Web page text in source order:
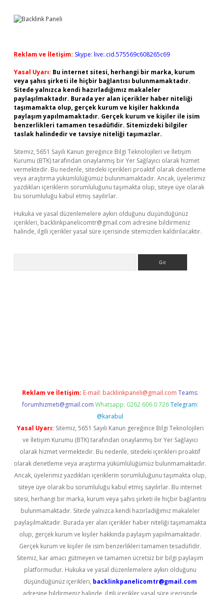
Reklam ve İletişim: Skype: live:.cid.575569c608265c69
Yasal Uyarı: Bu internet sitesi, herhangi bir marka, kurum
veya şahıs şirketi ile hiçbir bağlantısı bulunmamaktadır.
Sitede yalnızca kendi hazırladığımız makaleler
paylaşılmaktadır. Burada yer alan içerikler haber niteliği
taşımamakta olup, gerçek kurum ve kişiler hakkında
paylaşım yapılmamaktadır. Gerçek kurum ve kişiler ile isim
benzerlikleri tamamen tesadüfidir. Sitemizdeki bilgiler
taslak halindedir ve tavsiye niteliği taşımazlar.
Sitemiz, 5651 Sayılı Kanun gereğince Bilgi Teknolojileri ve İletişim
Kurumu (BTK) tarafından onaylanmış bir Yer Sağlayıcı olarak hizmet
vermektedir. Bu nedenle, sitedeki içerikleri proaktif olarak denetleme
veya araştırma yükümlülüğümüz bulunmamaktadır. Ancak, üyelerimiz
yazdıkları içeriklerin sorumluluğunu taşımakta olup, siteye üye olarak
bu sorumluluğu kabul etmiş sayılırlar.
Hukuka ve yasal düzenlemelere aykırı olduğunu düşündüğünüz
içerikleri, backlinkpanelicomtr@gmail.com adresine bildirmeniz
halinde, ilgili içerikler yasal süre içerisinde sitemizden kaldırılacaktır.
Reklam ve İletişim: E-mail: backlinkpaneli@gmail.com Teams:
forumhizmeti@gmail.com Whatsapp: 0262 606 0 726 Telegram:
@karabul
Yasal Uyarı: Sitemiz, 5651 Sayılı Kanun gereğince Bilgi Teknolojileri
ve İletişim Kurumu (BTK) tarafından onaylanmış bir Yer Sağlayıcı
olarak hizmet vermektedir. Bu nedenle, sitedeki içerikleri proaktif
olarak denetleme veya araştırma yükümlülüğümüz bulunmamaktadır.
Ancak, üyelerimiz yazdıkları içeriklerin sorumluluğunu taşımakta olup,
siteye üye olarak bu sorumluluğu kabul etmiş sayılırlar. Bu internet
sitesi, herhangi bir marka, kurum veya şahıs şirketi ile hiçbir bağlantısı
bulunmamaktadır. Sitede yalnızca kendi hazırladığımız makaleler
paylaşılmaktadır. Burada yer alan içerikler haber niteliği taşımamakta
olup, gerçek kurum ve kişiler hakkında paylaşım yapılmamaktadır.
Gerçek kurum ve kişiler ile isim benzerlikleri tamamen tesadüfidir.
Sitemiz, kar amacı gütmeyen ve tamamen ücretsiz bir bilgi paylaşım
platformudur. Hukuka ve yasal düzenlemelere aykırı olduğunu
düşündüğünüz içerikleri, backlinkpanelicomtr@gmail.com
adresine bildirmeniz halinde, ilgili içerikler yasal süre içerisinde